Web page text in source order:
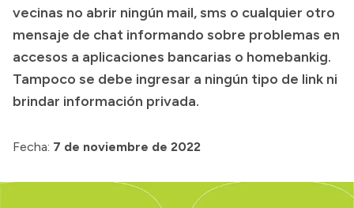
Boletín Oficial
Compras y licitaciones
Consulta de expedientes
Consulta de pago a proveedores
Convocatorias
vecinas no abrir ningún mail, sms o cualquier otro
mensaje de chat informando sobre problemas en
accesos a aplicaciones bancarias o homebankig.
Tampoco se debe ingresar a ningún tipo de link ni
brindar información privada.
Fecha: 7 de noviembre de 2022